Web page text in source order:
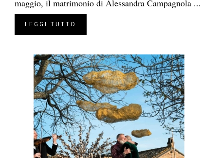
maggio, il matrimonio di Alessandra Campagnola ...
LEGGI TUTTO